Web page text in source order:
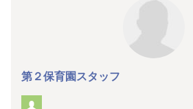
第２保育園スタッフ